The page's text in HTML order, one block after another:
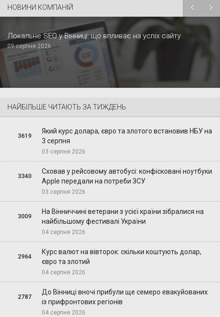
НОВИНИ КОМПАНІЙ
Локальне SEO у Вінниці: що впливає на успіх сайту
09 серпня 2026
НАЙБІЛЬШЕ ЧИТАЮТЬ ЗА ТИЖДЕНЬ
3619
Який курс долара, євро та злотого встановив НБУ на
3 серпня
03 серпня 2026
3340
Сховав у рейсовому автобусі: конфісковані ноутбуки
Apple передали на потреби ЗСУ
03 серпня 2026
3009
На Вінниччині ветерани з усієї країни зібралися на
найбільшому фестивалі України
04 серпня 2026
2964
Курс валют на вівторок: скільки коштують долар,
євро та злотий
04 серпня 2026
2787
До Вінниці вночі прибули ще семеро евакуйованих
із прифронтових регіонів
04 серпня 2026